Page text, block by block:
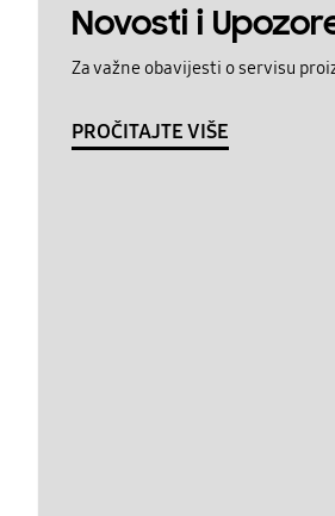
Novosti i
Za važne obavijesti o servisu
PROČITAJTE VIŠE